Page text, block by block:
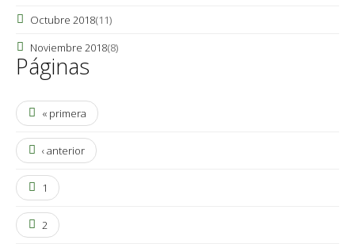
Octubre 2018(11)
Noviembre 2018(8)
Páginas
« primera
‹ anterior
1
2